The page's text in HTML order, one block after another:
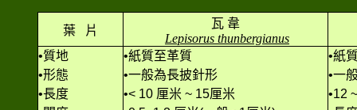
葉 片
瓦 韋
Lepisorus thunbergianus
•質地
•形態
•長度
•紙質至革質
•一般為長披針形
•< 10 厘米 ~ 15厘米
•紙
•一
•12